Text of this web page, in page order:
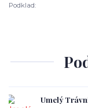
Podklad:
Umelý